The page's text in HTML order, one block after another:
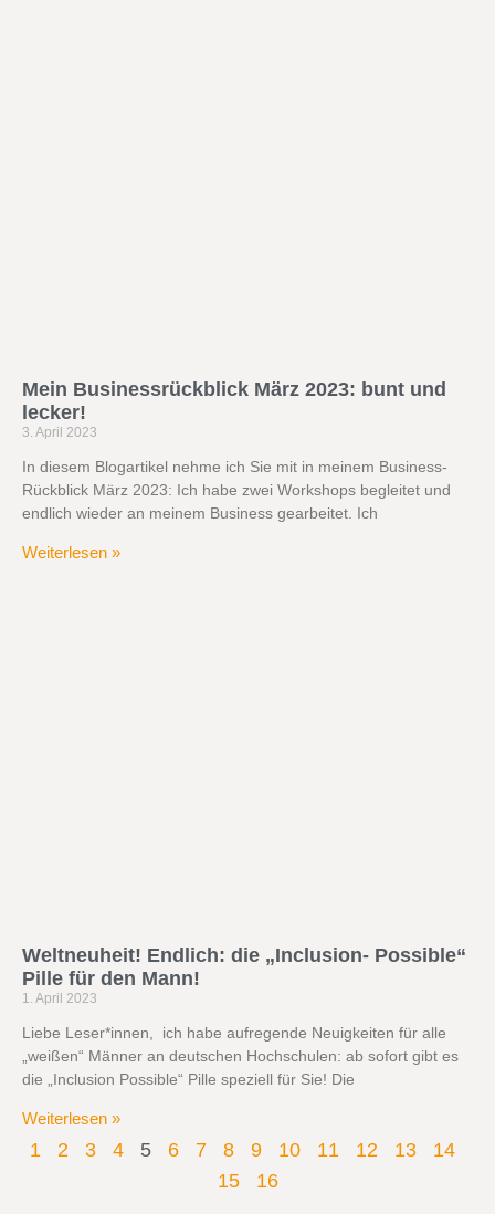
Mein Businessrückblick März 2023: bunt und
lecker!
3. April 2023
In diesem Blogartikel nehme ich Sie mit in meinem Business-
Rückblick März 2023: Ich habe zwei Workshops begleitet und
endlich wieder an meinem Business gearbeitet. Ich
Weiterlesen »
Weltneuheit! Endlich: die „Inclusion- Possible“
Pille für den Mann!
1. April 2023
Liebe Leser*innen, ich habe aufregende Neuigkeiten für alle
„weißen“ Männer an deutschen Hochschulen: ab sofort gibt es
die „Inclusion Possible“ Pille speziell für Sie! Die
Weiterlesen »
1 2 3 4 5 6 7 8 9 10 11 12 13
14
15
16